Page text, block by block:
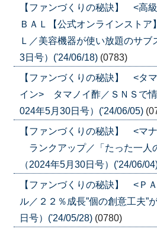
【ファンづくりの秘訣】 <高
ＢＡＬ【公式オンラインスト
Ｌ／美容機器が使い放題のサブ
3日号）('24/06/18) (0783)
【ファンづくりの秘訣】 <タ
イン> タマノイ酢／ＳＮＳで
024年5月30日号）('24/06/05)
【ファンづくりの秘訣】 <マ
ランクアップ／「たった一人
（2024年5月30日号）('24/06/
【ファンづくりの秘訣】 <Ｐ
ル／２２％成長”個の創意工夫”
日号）('24/05/28) (0780)